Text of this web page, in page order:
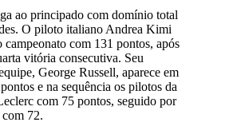
ao principado com domínio total
O piloto italiano Andrea Kimi
com 131 pontos, após
vitória consecutiva. Seu
George Russell, aparece em
e na sequência os pilotos da
com 75 pontos, seguido por
72.